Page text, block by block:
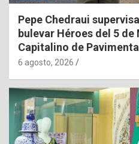
Pepe Chedraui
bulevar Héroes del 5 de
Capitalino de
6 agosto, 2026